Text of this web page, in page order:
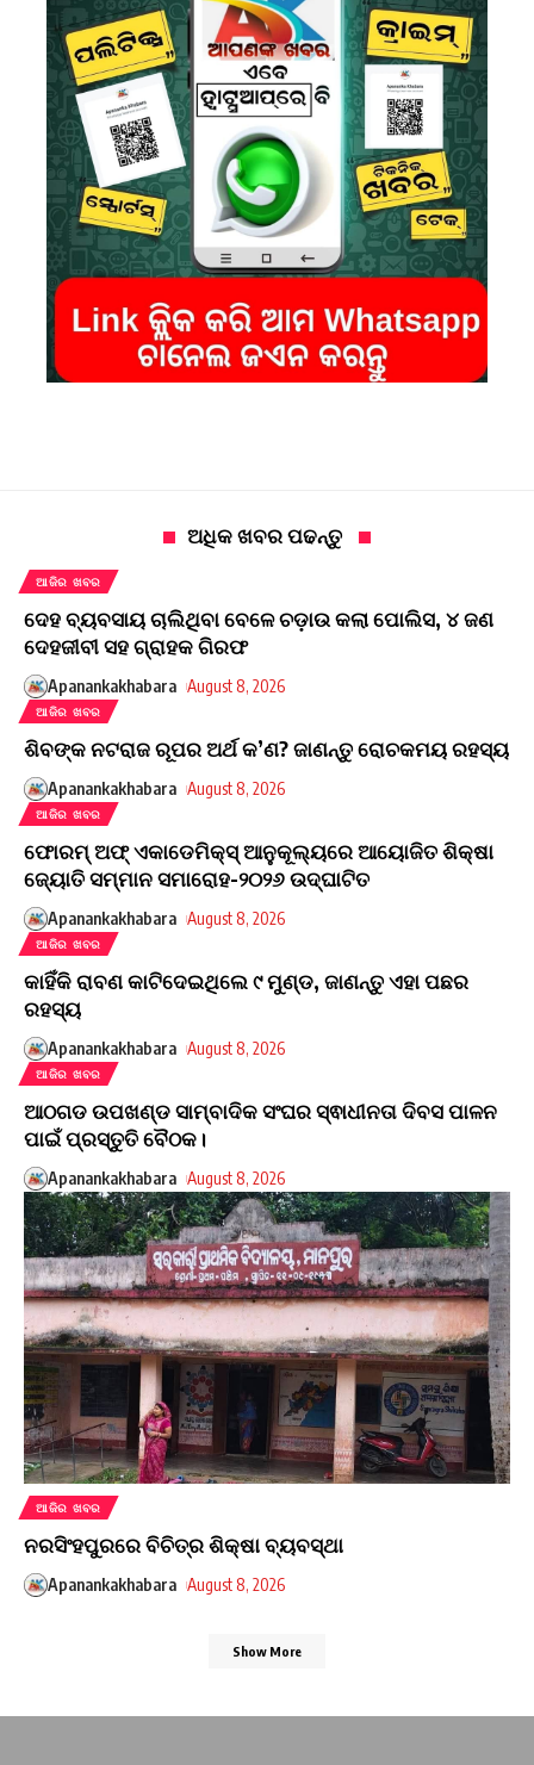
ଅଧିକ ଖବର ପଢନ୍ତୁ
ଆଜିର ଖବର
ଦେହ ବ୍ୟବସାୟ ଚାଲିଥିବା ବେଳେ ଚଡ଼ାଉ କଲା ପୋଲିସ, ୪ ଜଣ
ଦେହଜୀବୀ ସହ ଗ୍ରାହକ ଗିରଫ
Apanankakhabara August 8, 2026
ଆଜିର ଖବର
ଶିବଙ୍କ ନଟରାଜ ରୂପର ଅର୍ଥ କ’ଣ? ଜାଣନ୍ତୁ ରୋଚକମୟ ରହସ୍ୟ
Apanankakhabara August 8, 2026
ଆଜିର ଖବର
ଫୋରମ୍ ଅଫ୍ ଏକାଡେମିକ୍ସ୍ ଆନୁକୂଲ୍ୟରେ ଆୟୋଜିତ ଶିକ୍ଷା
ଜ୍ୟୋତି ସମ୍ମାନ ସମାରୋହ-୨୦୨୬ ଉଦ୍ଘାଟିତ
Apanankakhabara August 8, 2026
ଆଜିର ଖବର
କାହିଁକି ରାବଣ କାଟିଦେଇଥିଲେ ୯ ମୁଣ୍ଡ, ଜାଣନ୍ତୁ ଏହା ପଛର
ରହସ୍ୟ
Apanankakhabara August 8, 2026
ଆଜିର ଖବର
ଆଠଗଡ ଉପଖଣ୍ଡ ସାମ୍ବାଦିକ ସଂଘର ସ୍ଵାଧୀନତା ଦିବସ ପାଳନ
ପାଇଁ ପ୍ରସ୍ତୁତି ବୈଠକ।
Apanankakhabara August 8, 2026
ଆଜିର ଖବର
ନରସିଂହପୁରରେ ବିଚିତ୍ର ଶିକ୍ଷା ବ୍ୟବସ୍ଥା
Apanankakhabara August 8, 2026
Show More